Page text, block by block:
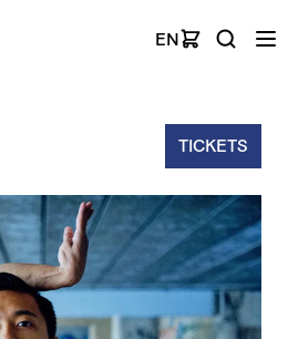
EN
TICKETS